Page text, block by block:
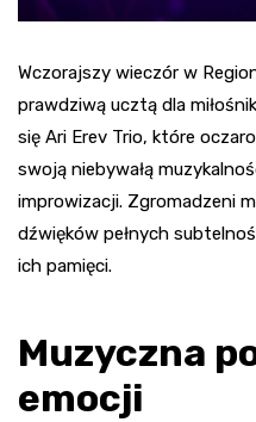
Wczorajszy wieczór w
prawdziwą ucztą dla
się Ari Erev Trio, które
swoją niebywałą
improwizacji. Zgromadzeni
dźwięków pełnych
ich pamięci.
Muzyczna
emocji